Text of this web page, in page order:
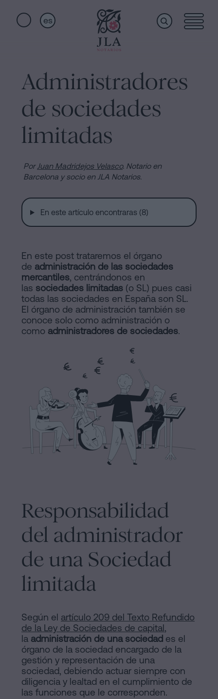
es
Servicios
Quiénes
somos
Instalaciones
online
Blog
Contactar
Política
Enlaces
Jurídicos
Notariales
Proceso
Editorial
Contenidos
rápidos
Jura
de
Nacionalidad
Notaría
Herencias
en
Escritura
Barcelona
Hipotecas
Disolución
de
pareja
de
Notaría
online
Mercantil
sociedades
en
cinco
pasos
¿Se
puede
firmar
hipoteca
cédula
de
habitabilidad?
Contactar
Administradores
de sociedades
limitadas
Por Juan Madridejos Velasco. Notario en
Barcelona y socio en JLA Notarios.
En este artículo encontraras (8)
En este post trataremos el órgano
de administración de las sociedades
mercantiles, centrándonos en
las sociedades limitadas (o SL) pues casi
todas las sociedades en España son SL.
El órgano de administración también se
conoce solo como administración o
como administradores de sociedades.
Responsabilidad
del administrador
de una Sociedad
limitada
Según el artículo 209 del Texto Refundido
de la Ley de Sociedades de capital,
la administración de una sociedad es el
órgano de la sociedad encargado de la
gestión y representación de una
sociedad, debiendo actuar siempre con
diligencia y lealtad en el cumplimiento de
las funciones que le corresponden.